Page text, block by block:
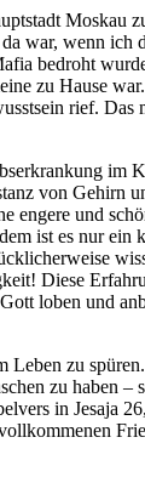
Moskau
war, wenn ich
bedroht
zu Hause
rief. Das
im
von Gehirn
engere und
ist es nur
Diese
loben und
Leben zu
zu haben –
in Jesaja